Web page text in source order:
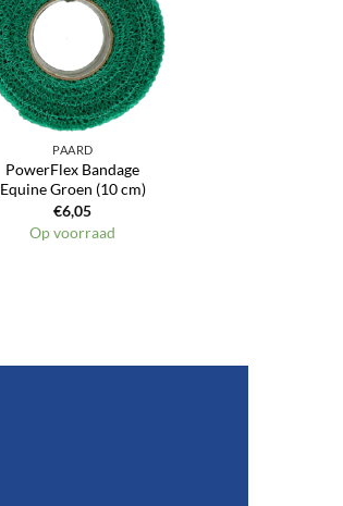
PAARD
PowerFlex Bandage
Equine Groen (10 cm)
€6,05
Op voorraad